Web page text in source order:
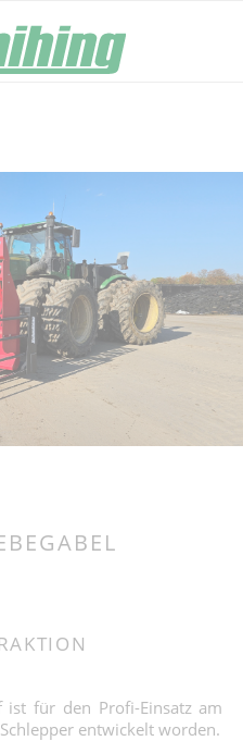
ist für den Profi-Einsatz am
entwickelt worden.